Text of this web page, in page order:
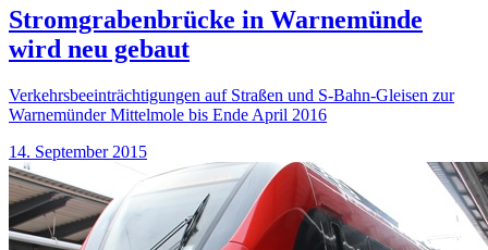
Stromgrabenbrücke in Warnemünde
wird neu gebaut
Verkehrsbeeinträchtigungen auf Straßen und S-Bahn-Gleisen zur
Warnemünder Mittelmole bis Ende April 2016
14. September 2015